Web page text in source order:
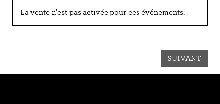
La vente n'est pas activée pour ces événements.
SUIVANT